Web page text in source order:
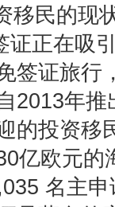
移民的现
正在吸
签证旅行
2013年推
的投资移
亿欧元的
名主